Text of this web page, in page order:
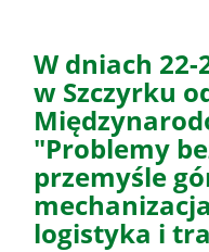
W dniach
w Szczyrku
"Problemy
przemyśle
logistyka i